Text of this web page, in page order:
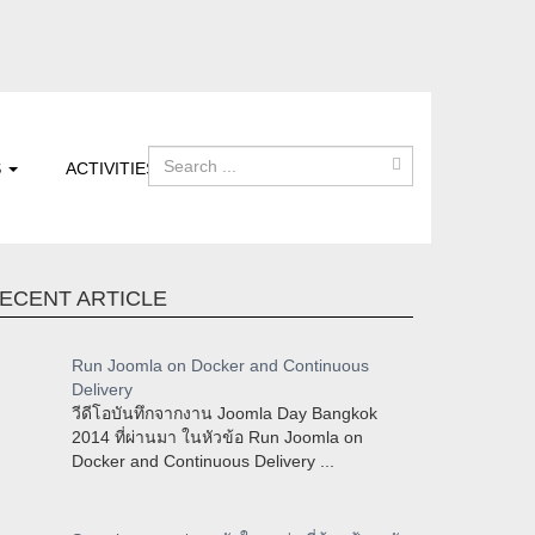
ACTIVITIES
ARTICLE
Run Joomla on Docker and Continuous
Delivery
วีดีโอบันทึกจากงาน Joomla Day Bangkok
2014 ที่ผ่านมา ในหัวข้อ Run Joomla on
Docker and Continuous Delivery ...